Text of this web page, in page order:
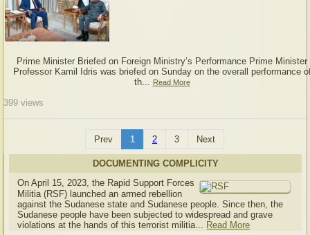
Prime Minister Briefed on Foreign Ministry’s Performance Prime Minister
Professor Kamil Idris was briefed on Sunday on the overall performance
th... Read More
399 views
Prev 1 2 3 Next
DOCUMENTING COMPLICITY
On April 15, 2023, the Rapid Support Forces
Militia (RSF) launched an armed rebellion
against the Sudanese state and Sudanese people. Since then, the
Sudanese people have been subjected to widespread and grave
violations at the hands of this terrorist militia... Read More